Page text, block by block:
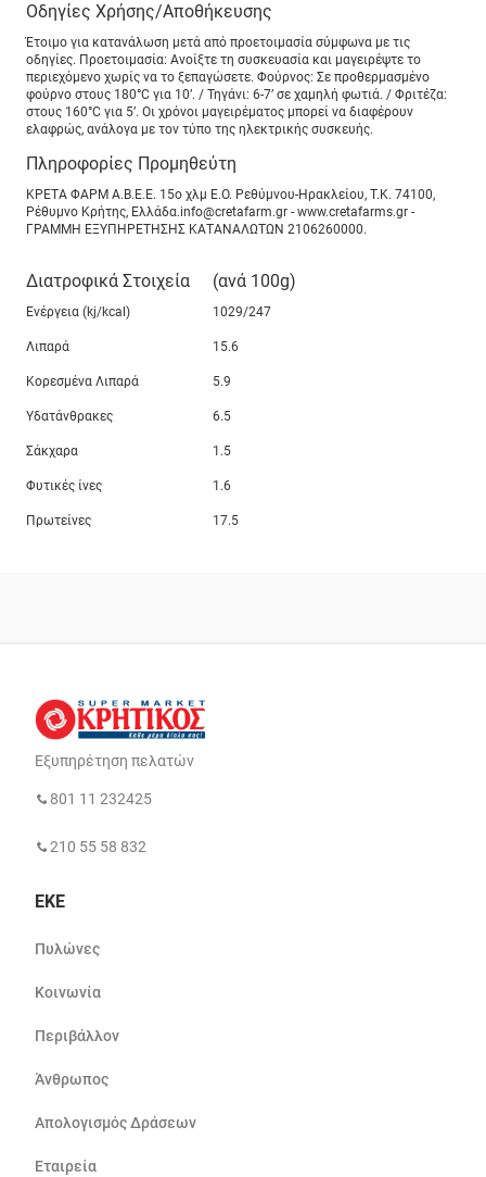
Οδηγίες Χρήσης/Αποθήκευσης
Έτοιμο για κατανάλωση μετά από προετοιμασία σύμφωνα με τις
οδηγίες. Προετοιμασία: Ανοίξτε τη συσκευασία και μαγειρέψτε το
περιεχόμενο χωρίς να το ξεπαγώσετε. Φούρνος: Σε προθερμασμένο
φούρνο στους 180°C για 10’. / Τηγάνι: 6-7’ σε χαμηλή φωτιά. / Φριτέζα:
στους 160°C για 5’. Οι χρόνοι μαγειρέματος μπορεί να διαφέρουν
ελαφρώς, ανάλογα με τον τύπο της ηλεκτρικής συσκευής.
Πληροφορίες Προμηθεύτη
ΚΡΕΤΑ ΦΑΡΜ Α.Β.Ε.Ε. 15ο χλμ Ε.Ο. Ρεθύμνου-Ηρακλείου, Τ.Κ. 74100,
Ρέθυμνο Κρήτης, Ελλάδα.info@cretafarm.gr - www.cretafarms.gr -
ΓΡΑΜΜΗ ΕΞΥΠΗΡΕΤΗΣΗΣ ΚΑΤΑΝΑΛΩΤΩΝ 2106260000.
Διατροφικά Στοιχεία (ανά 100g)
Ενέργεια (kj/kcal) 1029/247
Λιπαρά 15.6
Κορεσμένα Λιπαρά 5.9
Υδατάνθρακες 6.5
Σάκχαρα 1.5
Φυτικές ίνες 1.6
Πρωτείνες 17.5
Εξυπηρέτηση πελατών
801 11 232425
210 55 58 832
ΕΚΕ
Πυλώνες
Κοινωνία
Περιβάλλον
Άνθρωπος
Απολογισμός Δράσεων
Εταιρεία